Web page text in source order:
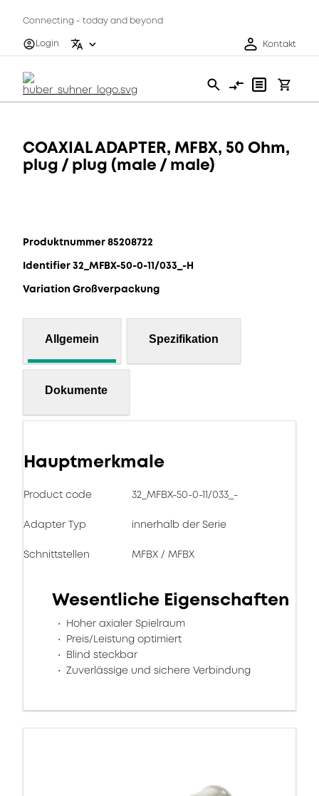
Connecting - today and beyond
Login
Kontakt
COAXIAL ADAPTER, MFBX, 50 Ohm,
plug / plug (male / male)
Produktnummer 85208722
Identifier 32_MFBX-50-0-11/033_-H
Variation Großverpackung
Allgemein Spezifikation
Dokumente
Hauptmerkmale
Product code 32_MFBX-50-0-11/033_-
Adapter Typ innerhalb der Serie
Schnittstellen MFBX / MFBX
Wesentliche Eigenschaften
Hoher axialer Spielraum
Preis/Leistung optimiert
Blind steckbar
Zuverlässige und sichere Verbindung